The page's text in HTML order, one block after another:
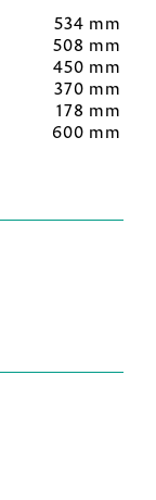
534 mm
508 mm
450 mm
370 mm
178 mm
600 mm